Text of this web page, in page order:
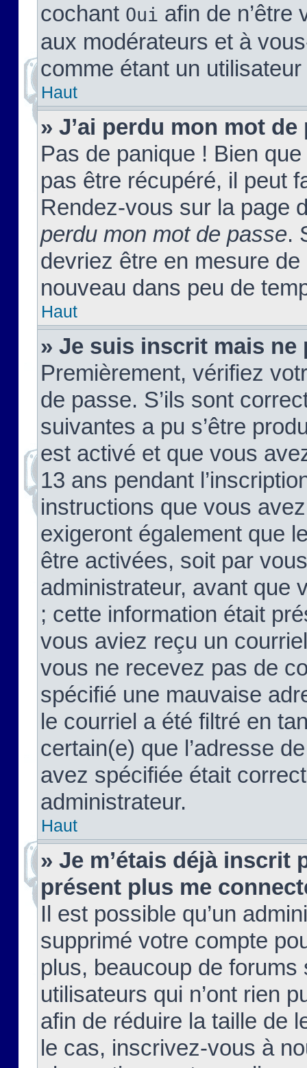
cochant Oui afin de n’être
aux modérateurs et à
comme étant un
Haut
» J’ai perdu mon mot de
Pas de panique ! Bien
pas être récupéré, il peut
Rendez-vous sur la page
perdu mon mot de passe.
devriez être en mesure
nouveau dans peu de
Haut
» Je suis inscrit mais ne
Premièrement, vérifiez
de passe. S’ils sont
suivantes a pu s’être
est activé et que vous
13 ans pendant
instructions que vous
exigeront également que
être activées, soit par
administrateur, avant que
; cette information était
vous aviez reçu un
vous ne recevez pas de
spécifié une mauvaise
le courriel a été filtré en
certain(e) que l’adresse
avez spécifiée était
administrateur.
Haut
» Je m’étais déjà inscrit
présent plus me
Il est possible qu’un
supprimé votre compte
plus, beaucoup de
utilisateurs qui n’ont rien
afin de réduire la taille de
le cas, inscrivez-vous à